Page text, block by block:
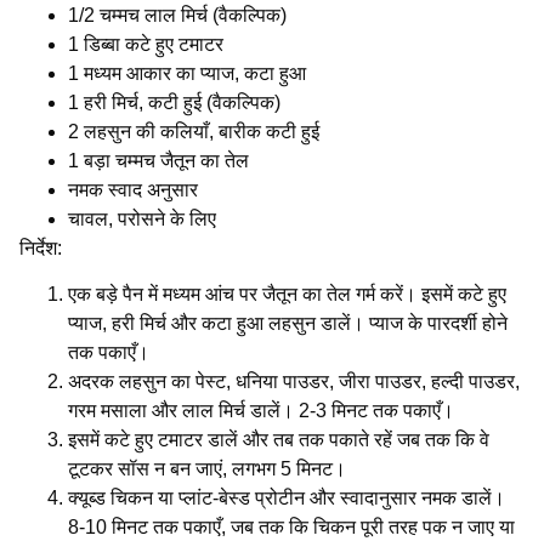
1/2 चम्मच लाल मिर्च (वैकल्पिक)
1 डिब्बा कटे हुए टमाटर
1 मध्यम आकार का प्याज, कटा हुआ
1 हरी मिर्च, कटी हुई (वैकल्पिक)
2 लहसुन की कलियाँ, बारीक कटी हुई
1 बड़ा चम्मच जैतून का तेल
नमक स्वाद अनुसार
चावल, परोसने के लिए
निर्देश:
एक बड़े पैन में मध्यम आंच पर जैतून का तेल गर्म करें। इसमें कटे हुए
प्याज, हरी मिर्च और कटा हुआ लहसुन डालें। प्याज के पारदर्शी होने
तक पकाएँ।
अदरक लहसुन का पेस्ट, धनिया पाउडर, जीरा पाउडर, हल्दी पाउडर,
गरम मसाला और लाल मिर्च डालें। 2-3 मिनट तक पकाएँ।
इसमें कटे हुए टमाटर डालें और तब तक पकाते रहें जब तक कि वे
टूटकर सॉस न बन जाएं, लगभग 5 मिनट।
क्यूब्ड चिकन या प्लांट-बेस्ड प्रोटीन और स्वादानुसार नमक डालें।
8-10 मिनट तक पकाएँ, जब तक कि चिकन पूरी तरह पक न जाए या